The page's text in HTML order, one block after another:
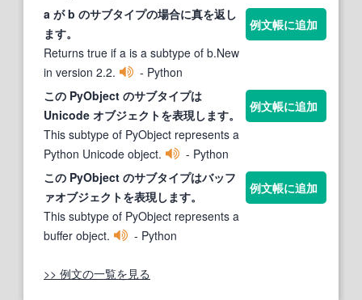
a が b のサブタイプの場合に真を返し
ます。
Returns true if a is a subtype of b.New
in version 2.2.
- Python
例文帳に追加
この PyObject のサブタイプは
Unicode オブジェクトを表現します。
This subtype of PyObject represents a
Python Unicode object.
- Python
例文帳に追加
この PyObject のサブタイプはバッフ
ァオブジェクトを表現します。
This subtype of PyObject represents a
buffer object.
- Python
例文帳に追加
>> 例文の一覧を見る